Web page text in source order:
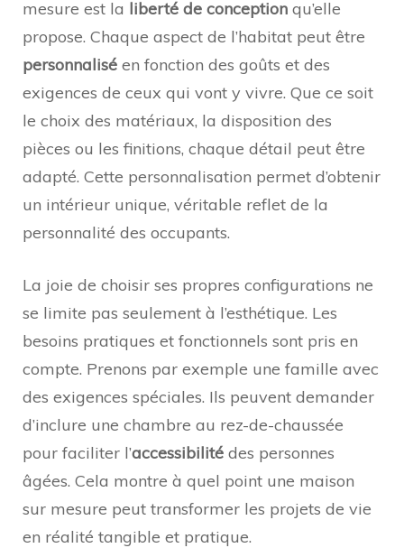
mesure est la liberté de conception qu’elle
propose. Chaque aspect de l’habitat peut être
personnalisé en fonction des goûts et des
exigences de ceux qui vont y vivre. Que ce soit
le choix des matériaux, la disposition des
pièces ou les finitions, chaque détail peut être
adapté. Cette personnalisation permet d’obtenir
un intérieur unique, véritable reflet de la
personnalité des occupants.
La joie de choisir ses propres configurations ne
se limite pas seulement à l’esthétique. Les
besoins pratiques et fonctionnels sont pris en
compte. Prenons par exemple une famille avec
des exigences spéciales. Ils peuvent demander
d’inclure une chambre au rez-de-chaussée
pour faciliter l’accessibilité des personnes
âgées. Cela montre à quel point une maison
sur mesure peut transformer les projets de vie
en réalité tangible et pratique.